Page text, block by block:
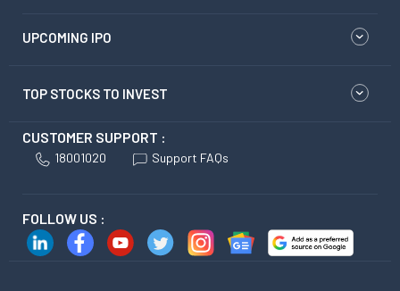
UPCOMING IPO
TOP STOCKS TO INVEST
CUSTOMER SUPPORT :
18001020 Support FAQs
FOLLOW US :